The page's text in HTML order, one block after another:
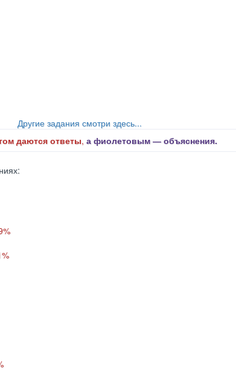
Другие задания смотри здесь...
даются ответы, а фиолетовым ― объяснения.